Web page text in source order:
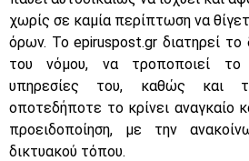
χωρίς σε καμία περίπτωση να
όρων. Το epiruspost.gr διατηρεί το
του νόμου, να τροποποιεί το
υπηρεσίες του, καθώς και
οποτεδήποτε το κρίνει αναγκαίο
προειδοποίηση, με την
δικτυακού τόπου.